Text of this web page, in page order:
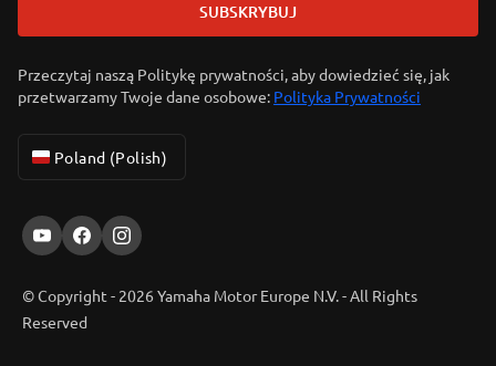
SUBSKRYBUJ
Przeczytaj naszą Politykę prywatności, aby dowiedzieć się, jak
przetwarzamy Twoje dane osobowe: Polityka Prywatności
Poland (Polish)
© Copyright - 2026 Yamaha Motor Europe N.V. - All Rights
Reserved